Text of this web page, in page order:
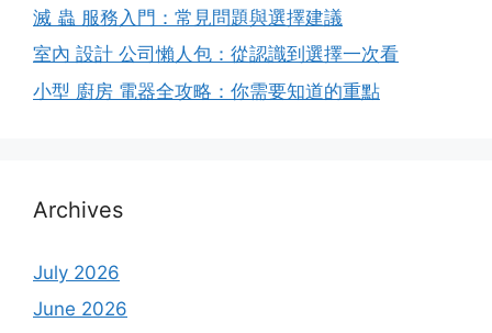
滅 蟲 服務入門：常見問題與選擇建議
室內 設計 公司懶人包：從認識到選擇一次看
小型 廚房 電器全攻略：你需要知道的重點
Archives
July 2026
June 2026